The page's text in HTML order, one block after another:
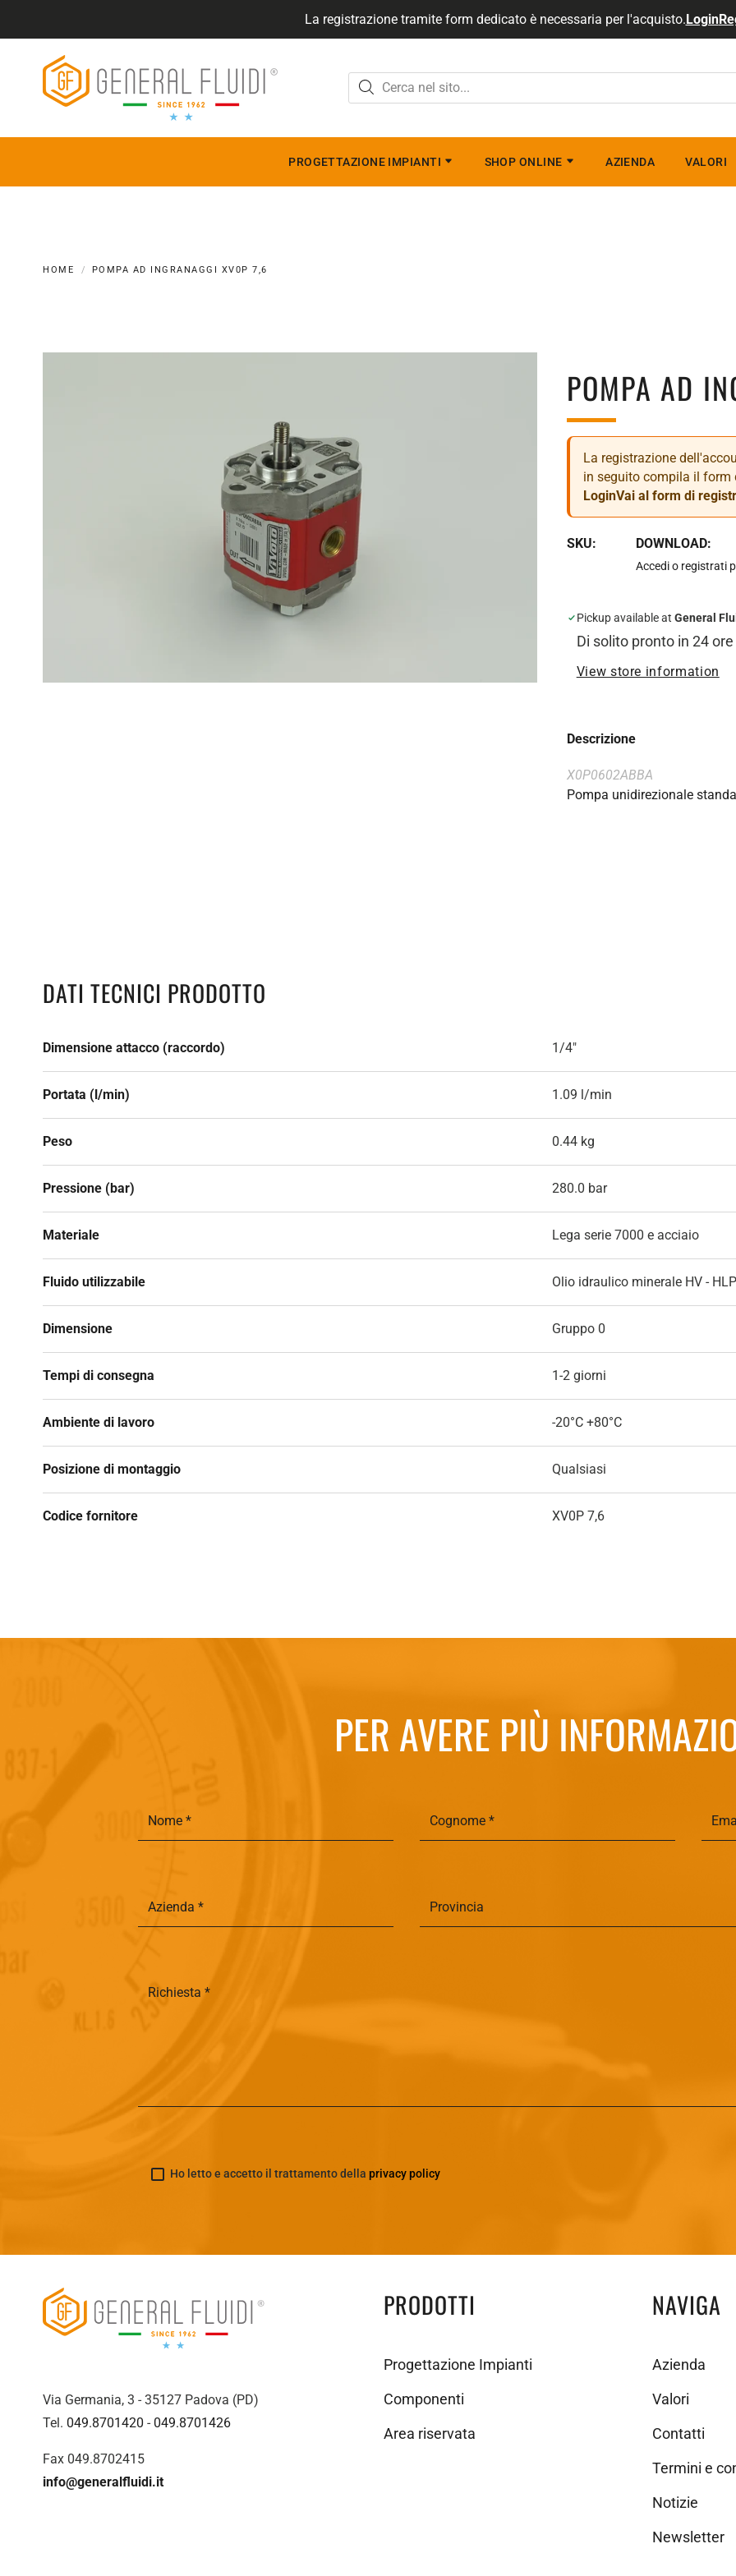
La registrazione tramite form dedicato è necessaria per l'acquisto.Login
GENERALFLUIDI
PROGETTAZIONE IMPIANTI SHOP ONLINE AZIENDA VALORI
HOME POMPA AD INGRANAGGI XV0P 7,6
POMPA AD
La registrazione
in seguito compila il form
LoginVai al form di
SKU: DOWNLOAD:
Accedi o registrati
Pickup available at General
Di solito pronto in 24 ore
View store information
Descrizione
X0P0602ABBA
Pompa unidirezionale
DATI TECNICI PRODOTTO
Dimensione attacco (raccordo) 1/4"
Portata (l/min) 1.09 l/min
Peso 0.44 kg
Pressione (bar) 280.0 bar
Materiale Lega serie 7000 e acciaio
Fluido utilizzabile Olio idraulico minerale HV - HLP
Dimensione Gruppo 0
Tempi di consegna 1-2 giorni
Ambiente di lavoro -20°C +80°C
Posizione di montaggio Qualsiasi
Codice fornitore XV0P 7,6
PER AVERE PIÙ
Ho letto e accetto il trattamento della privacy policy
Via Germania, 3 - 35127 Padova (PD)
Tel. 049.8701420 - 049.8701426
Fax 049.8702415
info@generalfluidi.it
PRODOTTI
Progettazione Impianti
Componenti
Area riservata
NAVIGA
Azienda
Valori
Contatti
Termini e
Notizie
Newsletter